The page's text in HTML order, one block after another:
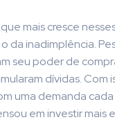
mais cresce
da inadimplência.
seu poder de
dívidas. Com
uma demanda cada
em investir mais